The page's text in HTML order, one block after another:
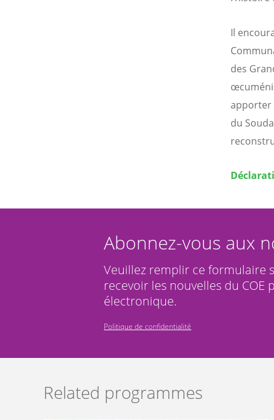
Il
des
apporter
du
Abonnez-vous aux
Veuillez remplir ce formulaire
recevoir les nouvelles du COE
électronique.
Politique de confidentialité
Related programmes